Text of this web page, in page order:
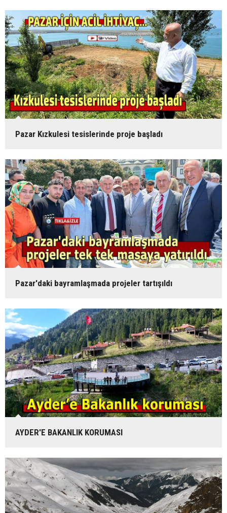
Pazar Kızkulesi tesislerinde proje başladı
Pazar'daki bayramlaşmada projeler tartışıldı
AYDER'E BAKANLIK KORUMASI